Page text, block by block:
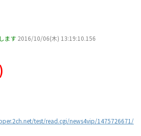
ます 2016/10/06(木) 13:19:10.156
test/read.cgi/news4vip/1475726671/